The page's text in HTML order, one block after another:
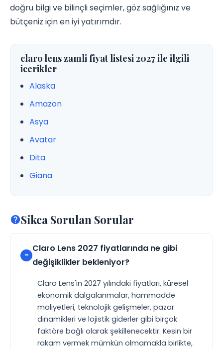
doğru bilgi ve bilinçli seçimler, göz sağlığınız ve
bütçeniz için en iyi yatırımdır.
claro lens zamli fiyat listesi 2027 ile ilgili
icerikler
Alaska
Amazon
Asya
Avatar
Dita
Giana
Sikca Sorulan Sorular
Claro Lens 2027 fiyatlarında ne gibi
değişiklikler bekleniyor?
Claro Lens'in 2027 yılındaki fiyatları, küresel
ekonomik dalgalanmalar, hammadde
maliyetleri, teknolojik gelişmeler, pazar
dinamikleri ve lojistik giderler gibi birçok
faktöre bağlı olarak şekillenecektir. Kesin bir
rakam vermek mümkün olmamakla birlikte,